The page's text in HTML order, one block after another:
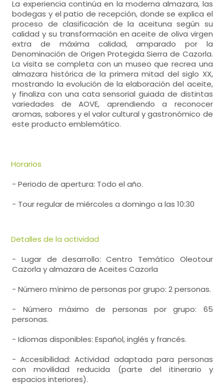
La experiencia continúa en la moderna almazara, las
bodegas y el patio de recepción, donde se explica el
proceso de clasificación de la aceituna según su
calidad y su transformación en aceite de oliva virgen
extra de máxima calidad, amparado por la
Denominación de Origen Protegida Sierra de Cazorla.
La visita se completa con un museo que recrea una
almazara histórica de la primera mitad del siglo XX,
mostrando la evolución de la elaboración del aceite,
y finaliza con una cata sensorial guiada de distintas
variedades de AOVE, aprendiendo a reconocer
aromas, sabores y el valor cultural y gastronómico de
este producto emblemático.
Horarios
- Periodo de apertura: Todo el año.
- Tour regular de miércoles a domingo a las 10:30
Detalles de la actividad
- Lugar de desarrollo: Centro Temático Oleotour
Cazorla y almazara de Aceites Cazorla
- Número mínimo de personas por grupo: 2 personas.
- Número máximo de personas por grupo: 65
personas.
- Idiomas disponibles: Español, inglés y francés.
- Accesibilidad: Actividad adaptada para personas
con movilidad reducida (parte del itinerario y
espacios interiores).